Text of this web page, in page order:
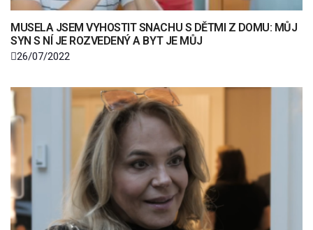
MUSELA JSEM VYHOSTIT SNACHU S DĚTMI Z DOMU: MŮJ
SYN S NÍ JE ROZVEDENÝ A BYT JE MŮJ
26/07/2022